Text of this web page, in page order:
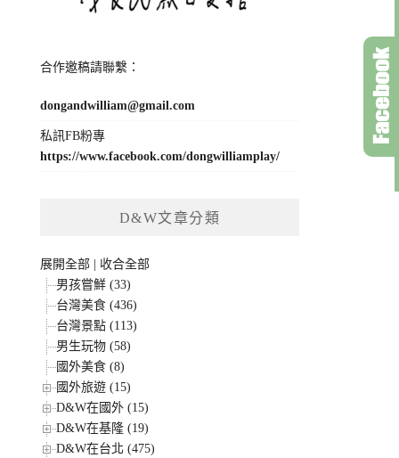
合作邀稿請聯繫：
dongandwilliam@gmail.com
私訊FB粉專
https://www.facebook.com/dongwilliamplay/
D&W文章分類
展開全部
收合全部
男孩嘗鮮 (33)
台灣美食 (436)
台灣景點 (113)
男生玩物 (58)
國外美食 (8)
國外旅遊 (15)
D&W在國外 (15)
D&W在基隆 (19)
D&W在台北 (475)